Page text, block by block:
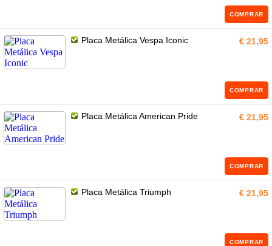
COMPRAR
Placa Metálica Vespa Iconic € 21,95
COMPRAR
Placa Metálica American Pride € 21,95
COMPRAR
Placa Metálica Triumph € 21,95
COMPRAR